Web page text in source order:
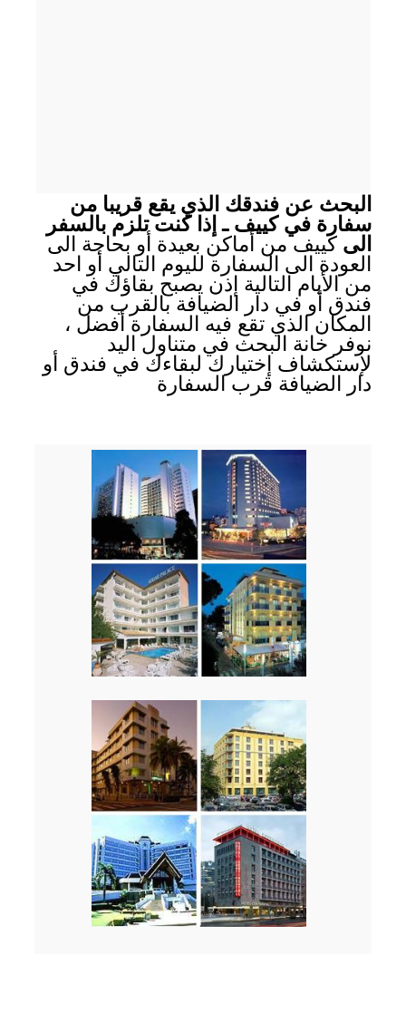
البحث عن فندقك الذي يقع قريبا من
سفارة في كييف ـ إذا كنت تلزم بالسفر
الىكييف من أماكن بعيدة أو بحاجة الى
العودة الى السفارة لليوم التالي أو احد
من الأيام التالية إذن يصبح بقاؤك في
فندق أو في دار الضيافة بالقرب من
المكان الذي تقع فيه السفارة أفضل ،
نوفر خانة البحث في متناول اليد
لإستكشاف إختيارك لبقاءك في فندق أو
دار الضيافة قرب السفارة